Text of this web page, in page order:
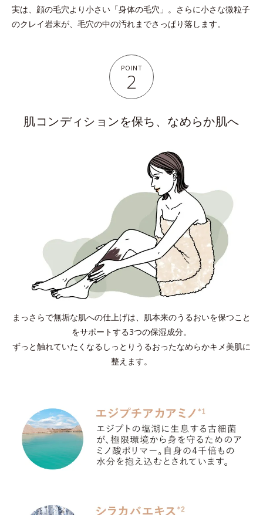
実は、顔の⽑⽳より⼩さい「⾝体の⽑⽳」。さらに⼩さな微粒⼦
のクレイ岩末が、⽑⽳の中の汚れまでさっぱり落します。
POINT
2
肌コンディションを保ち、なめらか肌へ
まっさらで無垢な肌への仕上げは、肌本来のうるおいを保つこと
をサポートする3つの保湿成分。
ずっと触れていたくなるしっとりうるおったなめらかキメ美肌に
整えます。